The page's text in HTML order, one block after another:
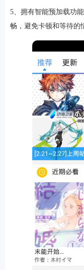
小游戏恋爱养成
益智休闲冒险解谜街
影音播放游戏
新闻阅读考试学习
5、拥有智能预加载功
畅，避免卡顿和等待的